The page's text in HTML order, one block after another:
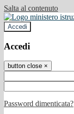
Salta al contenuto
Accedi
Accedi
button close ×
Password dimenticata?